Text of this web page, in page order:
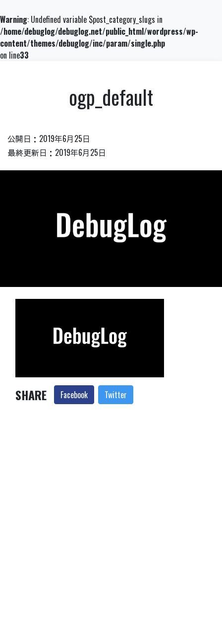
Warning: Undefined variable $post_category_slugs in
/home/debuglog/debuglog.net/public_html/wordpress/wp-
content/themes/debuglog/inc/param/single.php
on line33
ogp default
公開日： 2019年6月25日
最終更新日： 2019年6月25日
SHARE Facebook Twitter